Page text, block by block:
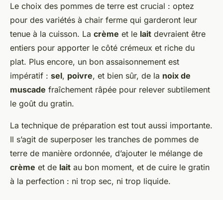
Le choix des pommes de terre est crucial : optez
pour des variétés à chair ferme qui garderont leur
tenue à la cuisson. La crème et le lait devraient être
entiers pour apporter le côté crémeux et riche du
plat. Plus encore, un bon assaisonnement est
impératif : sel, poivre, et bien sûr, de la noix de
muscade fraîchement râpée pour relever subtilement
le goût du gratin.
La technique de préparation est tout aussi importante.
Il s’agit de superposer les tranches de pommes de
terre de manière ordonnée, d’ajouter le mélange de
crème et de lait au bon moment, et de cuire le gratin
à la perfection : ni trop sec, ni trop liquide.